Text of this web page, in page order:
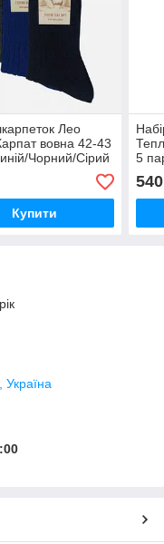
Лео
вовна 42-43
Чорний/Сірий
Купити
5
540
Україна